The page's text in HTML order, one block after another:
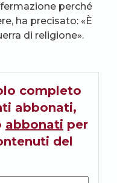
perché
ha precisato: «È
di religione».
completo
abbonati,
abbonati per
del